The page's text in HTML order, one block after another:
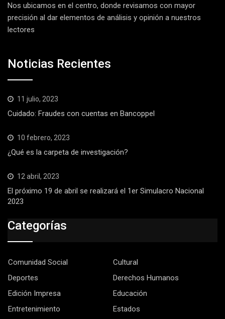
Nos ubicamos en el centro, donde revisamos con mayor
precisión al dar elementos de análisis y opinión a nuestros
lectores
Noticias Recientes
11 julio, 2023
Cuidado: Fraudes con cuentas en Bancoppel
10 febrero, 2023
¿Qué es la carpeta de investigación?
12 abril, 2023
El próximo 19 de abril se realizará el 1er Simulacro Nacional
2023
Categorías
Comunidad Social
Cultural
Deportes
Derechos Humanos
Edición Impresa
Educación
Entretenimiento
Estados